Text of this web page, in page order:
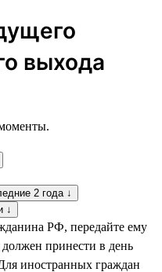
выхода
2 года ↓
↓
РФ, передайте ему
принести в день
иностранных граждан